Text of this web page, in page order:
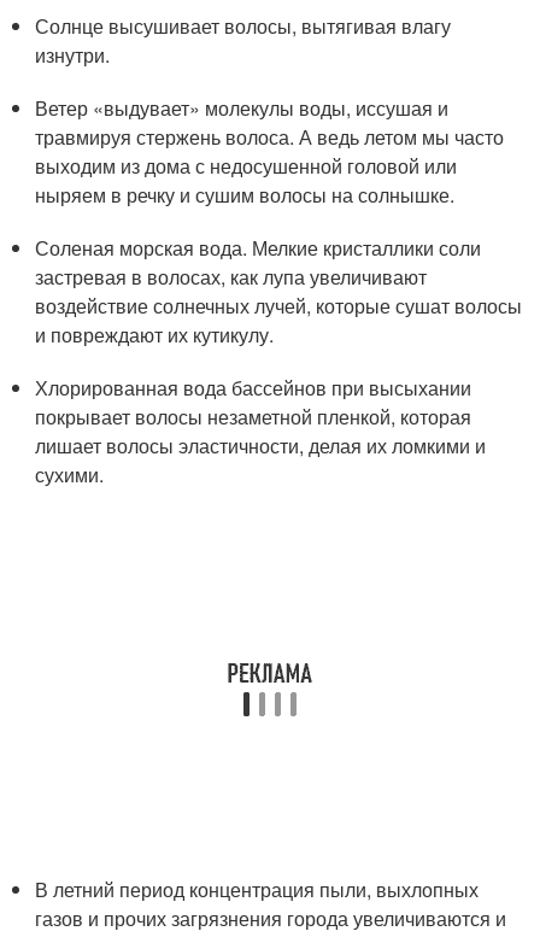
Солнце высушивает волосы, вытягивая влагу
изнутри.
Ветер «выдувает» молекулы воды, иссушая и
травмируя стержень волоса. А ведь летом мы часто
выходим из дома с недосушенной головой или
ныряем в речку и сушим волосы на солнышке.
Соленая морская вода. Мелкие кристаллики соли
застревая в волосах, как лупа увеличивают
воздействие солнечных лучей, которые сушат волосы
и повреждают их кутикулу.
Хлорированная вода бассейнов при высыхании
покрывает волосы незаметной пленкой, которая
лишает волосы эластичности, делая их ломкими и
сухими.
В летний период концентрация пыли, выхлопных
газов и прочих загрязнения города увеличиваются и